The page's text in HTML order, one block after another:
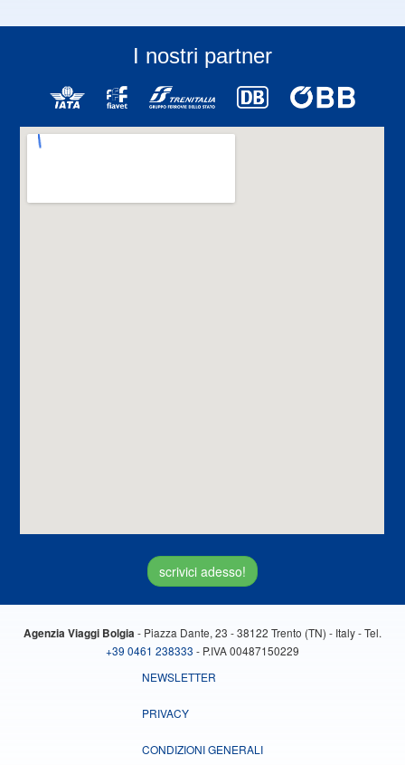
I nostri partner
scrivici adesso!
Agenzia Viaggi Bolgia - Piazza Dante, 23 - 38122 Trento (TN) - Italy - Tel.
+39 0461 238333 - P.IVA 00487150229
NEWSLETTER
PRIVACY
CONDIZIONI GENERALI